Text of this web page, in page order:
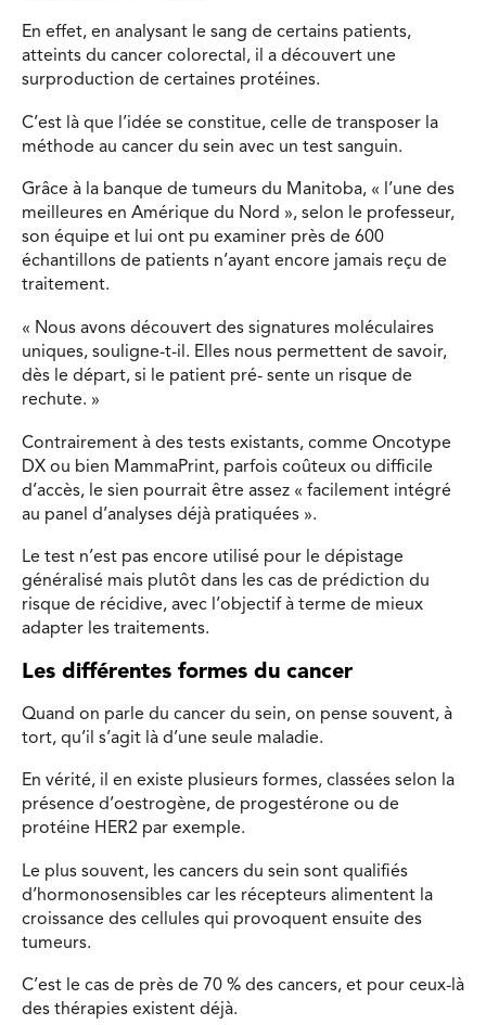
En effet, en analysant le sang de certains patients,
atteints du cancer colorectal, il a découvert une
surproduction de certaines protéines.
C’est là que l’idée se constitue, celle de transposer la
méthode au cancer du sein avec un test sanguin.
Grâce à la banque de tumeurs du Manitoba, « l’une des
meilleures en Amérique du Nord », selon le professeur,
son équipe et lui ont pu examiner près de 600
échantillons de patients n’ayant encore jamais reçu de
traitement.
« Nous avons découvert des signatures moléculaires
uniques, souligne-t-il. Elles nous permettent de savoir,
dès le départ, si le patient pré- sente un risque de
rechute. »
Contrairement à des tests existants, comme Oncotype
DX ou bien MammaPrint, parfois coûteux ou difficile
d’accès, le sien pourrait être assez « facilement intégré
au panel d’analyses déjà pratiquées ».
Le test n’est pas encore utilisé pour le dépistage
généralisé mais plutôt dans les cas de prédiction du
risque de récidive, avec l’objectif à terme de mieux
adapter les traitements.
Les différentes formes du cancer
Quand on parle du cancer du sein, on pense souvent, à
tort, qu’il s’agit là d’une seule maladie.
En vérité, il en existe plusieurs formes, classées selon la
présence d’oestrogène, de progestérone ou de
protéine HER2 par exemple.
Le plus souvent, les cancers du sein sont qualifiés
d’hormonosensibles car les récepteurs alimentent la
croissance des cellules qui provoquent ensuite des
tumeurs.
C’est le cas de près de 70 % des cancers, et pour ceux-là
des thérapies existent déjà.